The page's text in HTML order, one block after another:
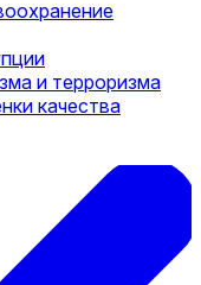
и терроризма
качества